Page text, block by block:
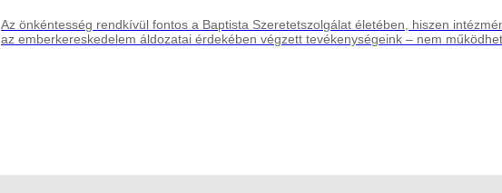
Az önkéntesség rendkívül fontos a Baptista Szeretetszolgálat életében, hiszen
az emberkereskedelem áldozatai érdekében végzett tevékenységeink – nem